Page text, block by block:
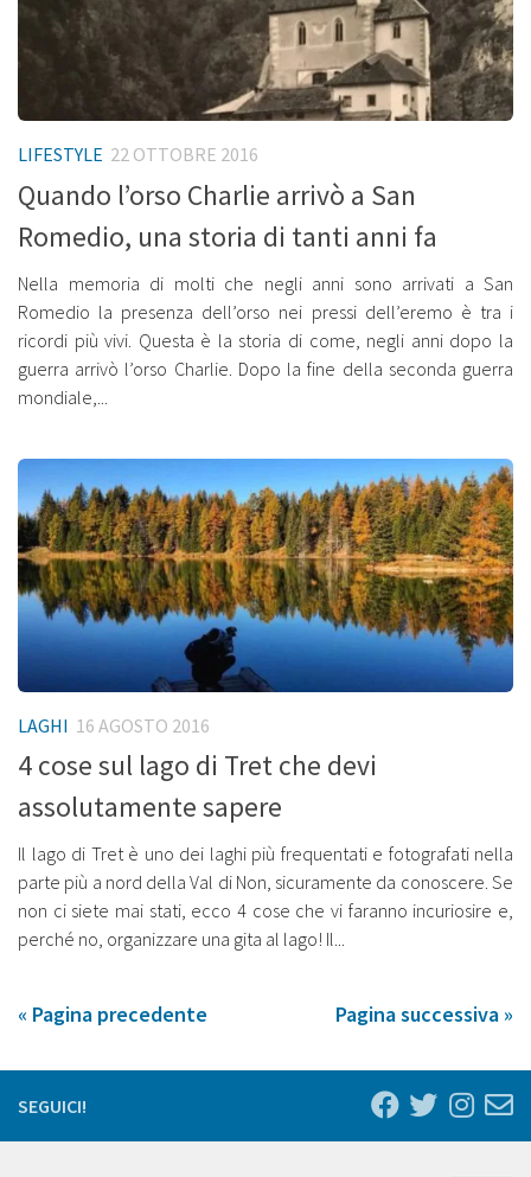
LIFESTYLE 22 OTTOBRE 2016
Quando l’orso Charlie arrivò a San
Romedio, una storia di tanti anni fa
Nella memoria di molti che negli anni sono arrivati a San
Romedio la presenza dell’orso nei pressi dell’eremo è tra i
ricordi più vivi. Questa è la storia di come, negli anni dopo la
guerra arrivò l’orso Charlie. Dopo la fine della seconda guerra
mondiale,...
LAGHI 16 AGOSTO 2016
4 cose sul lago di Tret che devi
assolutamente sapere
Il lago di Tret è uno dei laghi più frequentati e fotografati nella
parte più a nord della Val di Non, sicuramente da conoscere. Se
non ci siete mai stati, ecco 4 cose che vi faranno incuriosire e,
perché no, organizzare una gita al lago! Il...
« Pagina precedente Pagina successiva »
SEGUICI!